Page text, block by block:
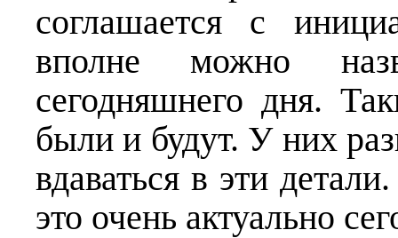
соглашается с
вполне можно
сегодняшнего дня.
были и будут. У них
вдаваться в эти
это очень актуально